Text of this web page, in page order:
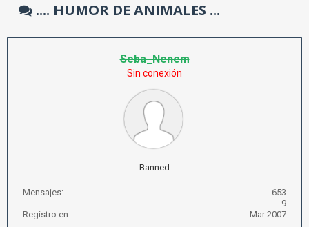
.... HUMOR DE ANIMALES ...
Seba_Nenem
Sin conexión
Banned
Mensajes:
653
9
Registro en:
Mar 2007